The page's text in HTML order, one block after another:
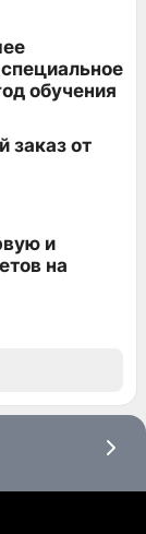
обучения
заказ от
и
на